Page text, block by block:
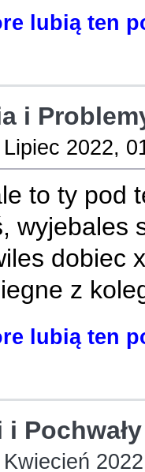
lubią ten
i
Lipiec 2022,
to ty pod
wyjebales
dobiec
z
lubią ten
i Pochwały
Kwiecień